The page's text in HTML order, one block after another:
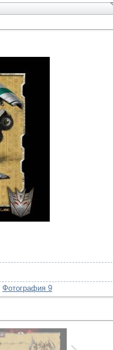
Фотография 9